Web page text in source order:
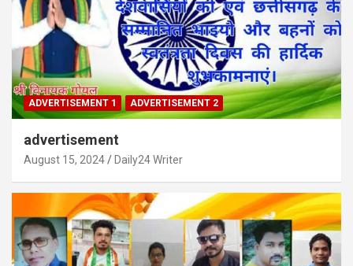
ADVERTISEMENT 1 ADVERTISEMENT 2
advertisement
August 15, 2024 Daily24 Writer